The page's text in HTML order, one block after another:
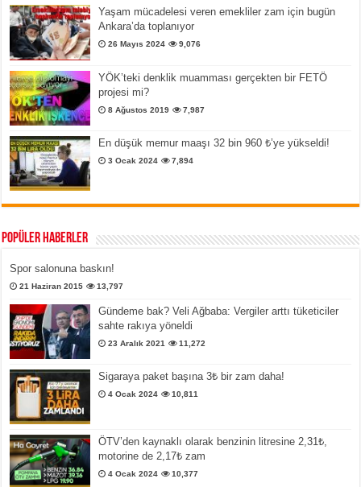
Yaşam mücadelesi veren emekliler zam için bugün
Ankara’da toplanıyor
26 Mayıs 2024 9,076
YÖK’teki denklik muamması gerçekten bir FETÖ
projesi mi?
8 Ağustos 2019 7,987
En düşük memur maaşı 32 bin 960 ₺’ye yükseldi!
3 Ocak 2024 7,894
Popüler Haberler
Spor salonuna baskın!
21 Haziran 2015 13,797
Gündeme bak? Veli Ağbaba: Vergiler arttı tüketiciler
sahte rakıya yöneldi
23 Aralık 2021 11,272
Sigaraya paket başına 3₺ bir zam daha!
4 Ocak 2024 10,811
ÖTV’den kaynaklı olarak benzinin litresine 2,31₺,
motorine de 2,17₺ zam
4 Ocak 2024 10,377